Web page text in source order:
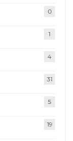
0
1
4
31
5
19